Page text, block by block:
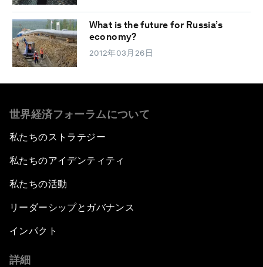
What is the future for Russia’s
economy?
2012年03月26日
世界経済フォーラムについて
私たちのストラテジー
私たちのアイデンティティ
私たちの活動
リーダーシップとガバナンス
インパクト
詳細